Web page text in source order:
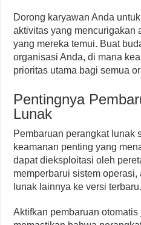
Dorong karyawan Anda
aktivitas yang mencurigakan
yang mereka temui. Buat
organisasi Anda, di mana
prioritas utama bagi semua
Pentingnya
Lunak
Pembaruan perangkat lunak
keamanan penting yang
dapat dieksploitasi oleh
memperbarui sistem
lunak lainnya ke versi terbaru.
Aktifkan pembaruan